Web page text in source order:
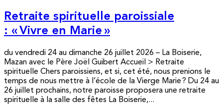
Retraite spirituelle paroissiale
: « Vivre en Marie »
du vendredi 24 au dimanche 26 juillet 2026 – La Boiserie,
Mazan avec le Père Joël Guibert Accueil > Retraite
spirituelle Chers paroissiens, et si, cet été, nous prenions le
temps de nous mettre à l’école de la Vierge Marie ? Du 24 au
26 juillet prochains, notre paroisse proposera une retraite
spirituelle à la salle des fêtes La Boiserie,...